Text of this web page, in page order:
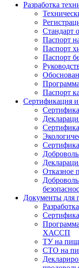
Разработка
Стандарт
Паспорт
Паспорт
Паспорт
Паспорт
Сертификация
Отказное
Документы для
ХАССП
ТУ на
СТО на